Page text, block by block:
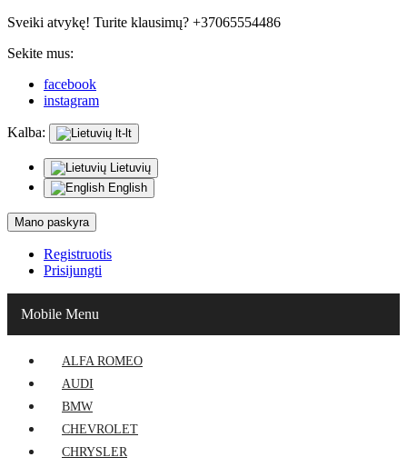
Sveiki atvykę! Turite klausimų? +37065554486
Sekite mus:
facebook
instagram
Kalba: lt-lt
Lietuvių
English
Mano paskyra
Registruotis
Prisijungti
Mobile Menu
ALFA ROMEO
AUDI
BMW
CHEVROLET
CHRYSLER